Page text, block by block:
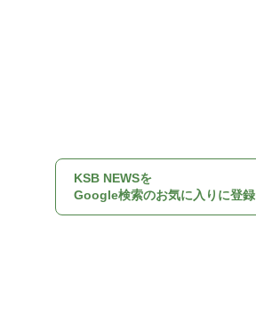
KSB NEWSを
Google検索のお気に入りに登録